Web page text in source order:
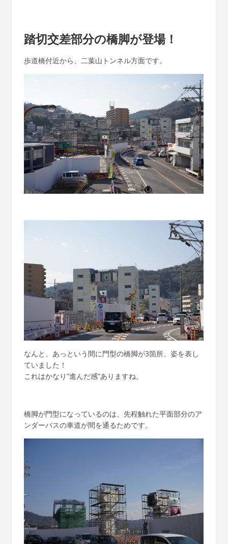
踏切交差部分の橋脚が登場！
歩道橋付近から、二葉山トンネル方面です。
なんと、あっという間に門型の橋脚が3箇所、姿を表し
ていました！
これはかなり”進んだ感”ありますね。
橋脚が門型になっているのは、先程触れた平面部分のア
ンダーパスの車道が間を通るためです。